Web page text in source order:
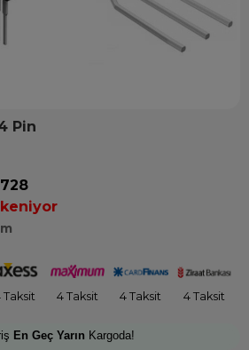
Pin
Taksit 4 Taksit 4 Taksit 4 Taksit
En Geç Yarın Kargoda!